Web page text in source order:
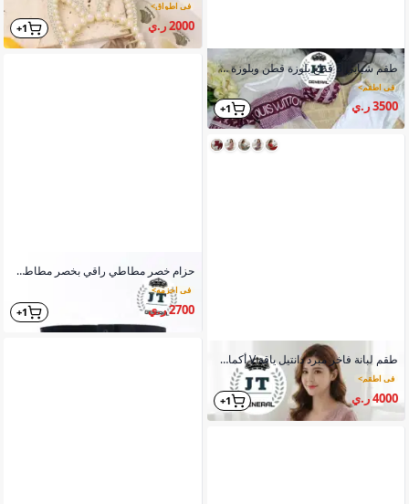
طقم شبابي 3 قطع بلوزة قطن وبلوزة شيفون وبنطلون خامة قطن بارد
في اطقم>
3500 ر.ي 1+
طقم لبانة فاخر مبرد دانتيل ياقة V أكمام خياطة خارجية
في اطقم>
4000 ر.ي 1+
في اطواق>
2000 ر.ي 1+
حزام خصر مطاطي راقي بخصر مطاطي عرض مختلف ألوان أسود كامل
في احزمه>
2700 ر.ي 1+